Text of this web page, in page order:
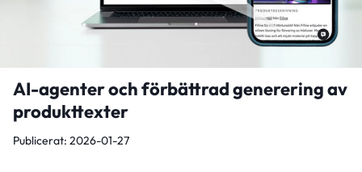
AI-agenter och förbättrad generering av
produkttexter
Publicerat: 2026-01-27